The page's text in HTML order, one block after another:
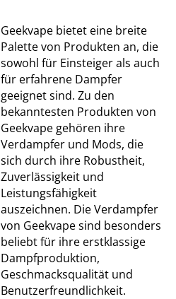
Geekvape bietet eine breite
Palette von Produkten an, die
sowohl für Einsteiger als auch
für erfahrene Dampfer
geeignet sind. Zu den
bekanntesten Produkten von
Geekvape gehören ihre
Verdampfer und Mods, die
sich durch ihre Robustheit,
Zuverlässigkeit und
Leistungsfähigkeit
auszeichnen. Die Verdampfer
von Geekvape sind besonders
beliebt für ihre erstklassige
Dampfproduktion,
Geschmacksqualität und
Benutzerfreundlichkeit.